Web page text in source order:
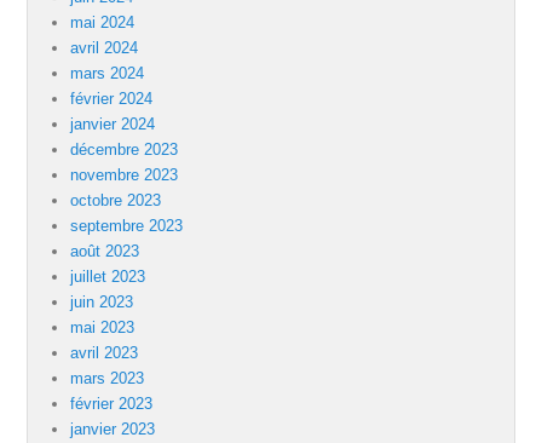
mai 2024
avril 2024
mars 2024
février 2024
janvier 2024
décembre 2023
novembre 2023
octobre 2023
septembre 2023
août 2023
juillet 2023
juin 2023
mai 2023
avril 2023
mars 2023
février 2023
janvier 2023